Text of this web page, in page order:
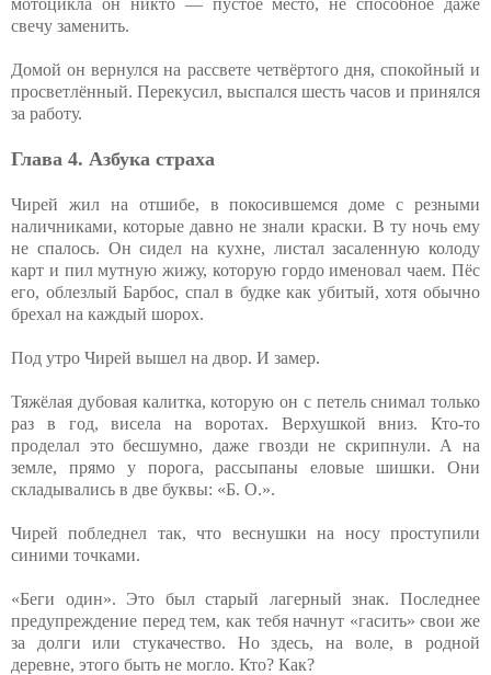
свечу заменить.
Домой он вернулся на рассвете четвёртого дня, спокойный и
просветлённый. Перекусил, выспался шесть часов и принялся
за работу.
Глава 4. Азбука страха
Чирей жил на отшибе, в покосившемся доме с резными
наличниками, которые давно не знали краски. В ту ночь ему
не спалось. Он сидел на кухне, листал засаленную колоду
карт и пил мутную жижу, которую гордо именовал чаем. Пёс
его, облезлый Барбос, спал в будке как убитый, хотя обычно
брехал на каждый шорох.
Под утро Чирей вышел на двор. И замер.
Тяжёлая дубовая калитка, которую он с петель снимал только
раз в год, висела на воротах. Верхушкой вниз. Кто-то
проделал это бесшумно, даже гвозди не скрипнули. А на
земле, прямо у порога, рассыпаны еловые шишки. Они
складывались в две буквы: «Б. О.».
Чирей побледнел так, что веснушки на носу проступили
синими точками.
«Беги один». Это был старый лагерный знак. Последнее
предупреждение перед тем, как тебя начнут «гасить» свои же
за долги или стукачество. Но здесь, на воле, в родной
деревне, этого быть не могло. Кто? Как?